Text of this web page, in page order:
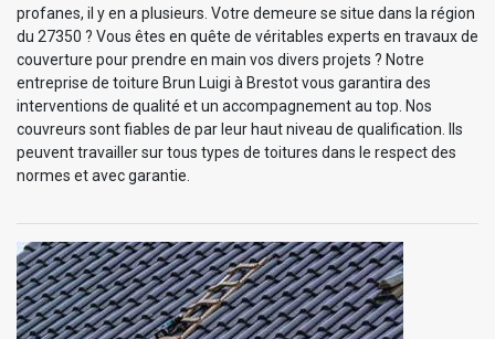
profanes, il y en a plusieurs. Votre demeure se situe dans la région
du 27350 ? Vous êtes en quête de véritables experts en travaux de
couverture pour prendre en main vos divers projets ? Notre
entreprise de toiture Brun Luigi à Brestot vous garantira des
interventions de qualité et un accompagnement au top. Nos
couvreurs sont fiables de par leur haut niveau de qualification. Ils
peuvent travailler sur tous types de toitures dans le respect des
normes et avec garantie.